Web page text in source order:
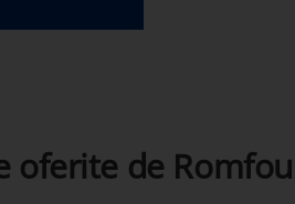
oferite de